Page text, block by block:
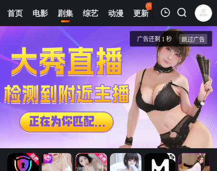
首页 电影 剧集 综艺 动漫 更新
107
热榜 APP
我的观影记录
大楼里只有谋杀 第二季
清空